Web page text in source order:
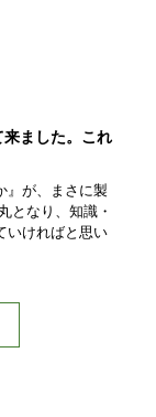
ました。これ
』が、まさに製
となり、知識・
いければと思い